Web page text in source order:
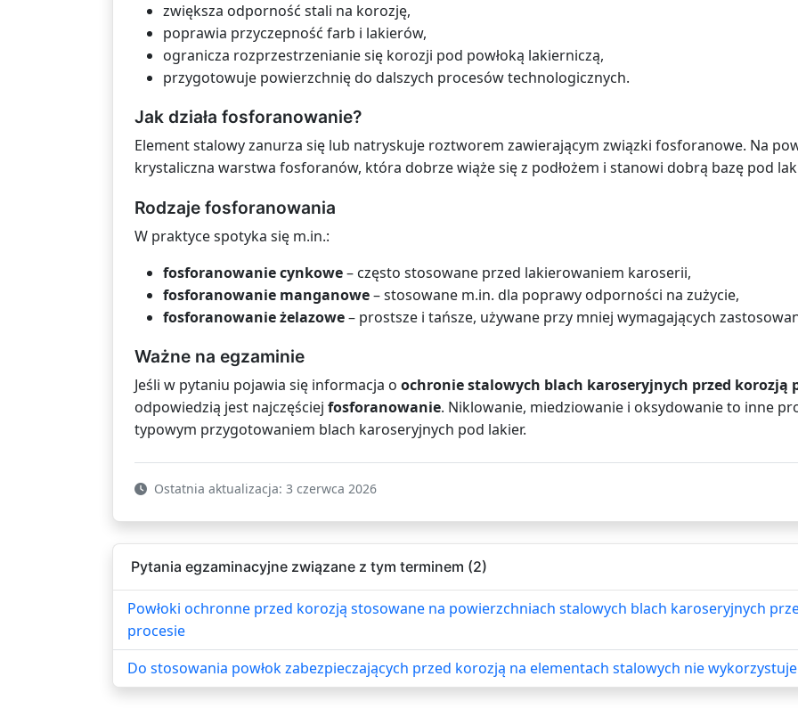
zwiększa odporność stali na korozję,
poprawia przyczepność farb i lakierów,
ogranicza rozprzestrzenianie się korozji pod powłoką lakierniczą,
przygotowuje powierzchnię do dalszych procesów technologicznych.
Jak działa fosforanowanie?
Element stalowy zanurza się lub natryskuje roztworem zawierającym związki fosforanowe. Na
krystaliczna warstwa fosforanów, która dobrze wiąże się z podłożem i stanowi dobrą bazę pod
Rodzaje fosforanowania
W praktyce spotyka się m.in.:
fosforanowanie cynkowe– często stosowane przed lakierowaniem karoserii,
fosforanowanie manganowe– stosowane m.in. dla poprawy odporności na zużycie,
fosforanowanie żelazowe– prostsze i tańsze, używane przy mniej wymagających
Ważne na egzaminie
Jeśli w pytaniu pojawia się informacja o ochronie stalowych blach karoseryjnych przed korozją
odpowiedzią jest najczęściej fosforanowanie. Niklowanie, miedziowanie i oksydowanie to inne
typowym przygotowaniem blach karoseryjnych pod lakier.
Ostatnia aktualizacja: 3 czerwca 2026
Pytania egzaminacyjne związane z tym terminem (2)
Powłoki ochronne przed korozją stosowane na powierzchniach stalowych blach karoseryjnych
procesie
Do stosowania powłok zabezpieczających przed korozją na elementach stalowych nie